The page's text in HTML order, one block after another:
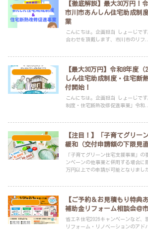
【徹底解説】最大30万円！
市川市あんしん住宅助成制
業
こんにちは。企画担当 しょーじです。 弊社でも毎年多数のお
合わせを頂戴します、市川市のリフ
【最大30万円】令和8年度
しん住宅助成制度・住宅断
付開始！
こんにちは。企画担当 しょーじです。 「市川市あんしん住宅
制度・住宅断熱改修促進事業」令和
【注目！】「子育てグリー
緩和（交付申請額の下限見
「子育てグリーン住宅支援事業」の
ンペーンの他事業と併用する場合
万円以上での申請が可能となりまし
【ご予約＆お見積もり特典
補助金リフォーム相談会＠
省エネ住宅2026キャンペーンなど、
リフォーム・リノベーションのアド